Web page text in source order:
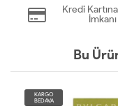
Kredi
İmkanı
Bu
KARGO
BEDAVA